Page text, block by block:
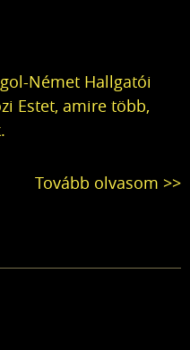
Német Hallgatói
Estet, amire több,
Tovább olvasom >>